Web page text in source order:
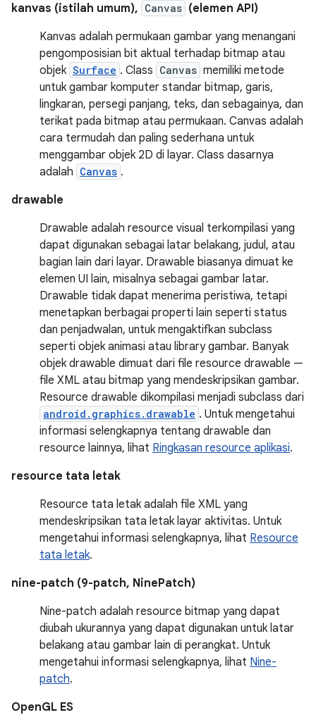
kanvas (istilah umum), Canvas (elemen API)
Kanvas adalah permukaan gambar yang menangani
pengomposisian bit aktual terhadap bitmap atau
objek Surface . Class Canvas memiliki metode
untuk gambar komputer standar bitmap, garis,
lingkaran, persegi panjang, teks, dan sebagainya, dan
terikat pada bitmap atau permukaan. Canvas adalah
cara termudah dan paling sederhana untuk
menggambar objek 2D di layar. Class dasarnya
adalah Canvas .
drawable
Drawable adalah resource visual terkompilasi yang
dapat digunakan sebagai latar belakang, judul, atau
bagian lain dari layar. Drawable biasanya dimuat ke
elemen UI lain, misalnya sebagai gambar latar.
Drawable tidak dapat menerima peristiwa, tetapi
menetapkan berbagai properti lain seperti status
dan penjadwalan, untuk mengaktifkan subclass
seperti objek animasi atau library gambar. Banyak
objek drawable dimuat dari file resource drawable —
file XML atau bitmap yang mendeskripsikan gambar.
Resource drawable dikompilasi menjadi subclass dari
android.graphics.drawable . Untuk mengetahui
informasi selengkapnya tentang drawable dan
resource lainnya, lihat Ringkasan resource aplikasi.
resource tata letak
Resource tata letak adalah file XML yang
mendeskripsikan tata letak layar aktivitas. Untuk
mengetahui informasi selengkapnya, lihat Resource
tata letak.
nine-patch (9-patch, NinePatch)
Nine-patch adalah resource bitmap yang dapat
diubah ukurannya yang dapat digunakan untuk latar
belakang atau gambar lain di perangkat. Untuk
mengetahui informasi selengkapnya, lihat Nine-
patch.
OpenGL ES